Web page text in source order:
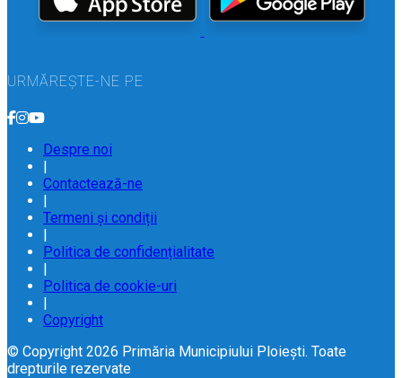
URMĂREȘTE-NE PE
Despre noi
|
Contactează-ne
|
Termeni și condiții
|
Politica de confidențialitate
|
Politica de cookie-uri
|
Copyright
© Copyright 2026 Primăria Municipiului Ploiești. Toate
drepturile rezervate